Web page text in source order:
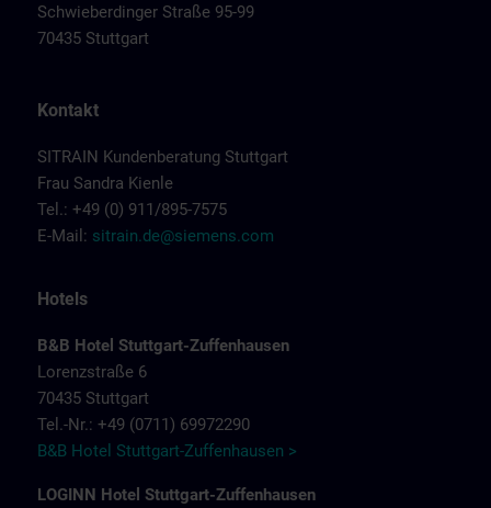
Schwieberdinger Straße 95-99
70435 Stuttgart
Kontakt
SITRAIN Kundenberatung Stuttgart
Frau Sandra Kienle
Tel.: +49 (0) 911/895-7575
E-Mail: sitrain.de@siemens.com
Hotels
B&B Hotel Stuttgart-Zuffenhausen
Lorenzstraße 6
70435 Stuttgart
Tel.-Nr.: +49 (0711) 69972290
B&B Hotel Stuttgart-Zuffenhausen >
LOGINN Hotel Stuttgart-Zuffenhausen